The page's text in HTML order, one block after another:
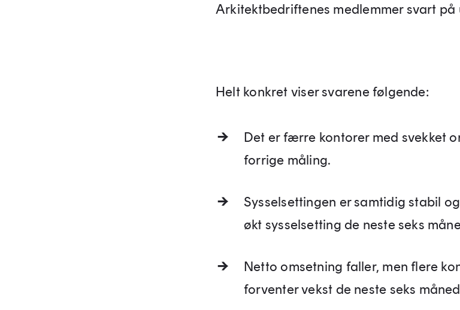
Arkitektbedriftenes medlemmer svart på
Helt konkret viser svarene følgende:
Det er færre kontorer med svekket
forrige måling.
Sysselsettingen er samtidig stabil
økt sysselsetting de neste seks
Netto omsetning faller, men flere
forventer vekst de neste seks